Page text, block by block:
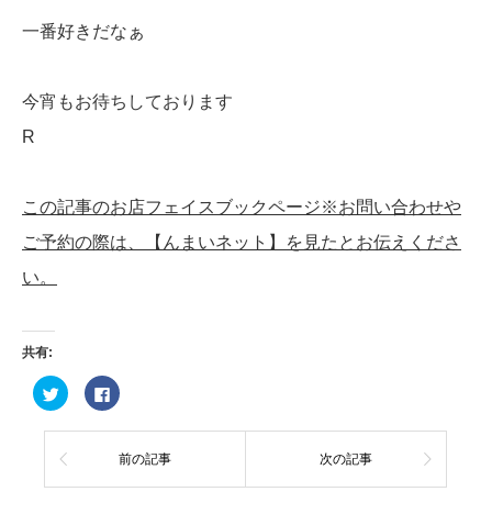
一番好きだなぁ
今宵もお待ちしております
R
この記事のお店フェイスブックページ※お問い合わせや
ご予約の際は、【んまいネット】を見たとお伝えくださ
い。
共有:
ク
リ
ク
て
Twitter
Facebook
で
有
る
に
前の記事 次の記事